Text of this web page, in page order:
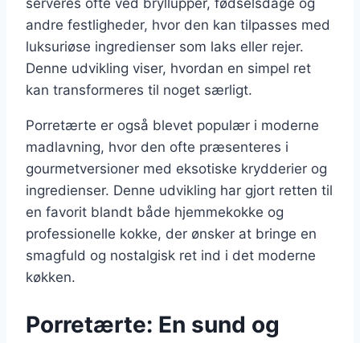
serveres ofte ved bryllupper, fødselsdage og
andre festligheder, hvor den kan tilpasses med
luksuriøse ingredienser som laks eller rejer.
Denne udvikling viser, hvordan en simpel ret
kan transformeres til noget særligt.
Porretærte er også blevet populær i moderne
madlavning, hvor den ofte præsenteres i
gourmetversioner med eksotiske krydderier og
ingredienser. Denne udvikling har gjort retten til
en favorit blandt både hjemmekokke og
professionelle kokke, der ønsker at bringe en
smagfuld og nostalgisk ret ind i det moderne
køkken.
Porretærte: En sund og